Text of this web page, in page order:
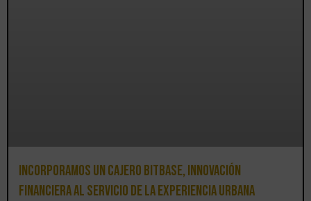
Incorporamos un cajero BitBase, innovación
financiera al servicio de la experiencia urbana